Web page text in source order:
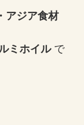
アジア食材
ミホイルで